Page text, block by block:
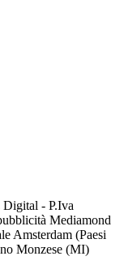
- P.Iva
Mediamond
Amsterdam (Paesi
Monzese (MI)